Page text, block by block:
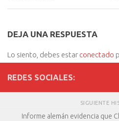
DEJA UNA RESPUESTA
Lo siento, debes estar conectado
REDES SOCIALES:
SIGUIENTE
Informe alemán evidencia que